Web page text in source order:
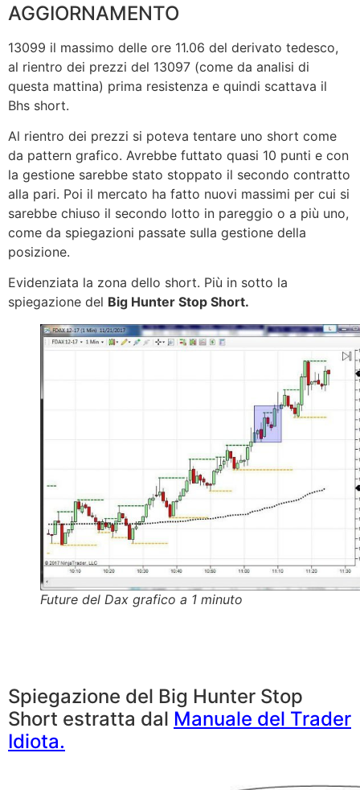
AGGIORNAMENTO
13099 il massimo delle ore 11.06 del derivato tedesco,
al rientro dei prezzi del 13097 (come da analisi di
questa mattina) prima resistenza e quindi scattava il
Bhs short.
Al rientro dei prezzi si poteva tentare uno short come
da pattern grafico. Avrebbe futtato quasi 10 punti e con
la gestione sarebbe stato stoppato il secondo contratto
alla pari. Poi il mercato ha fatto nuovi massimi per cui si
sarebbe chiuso il secondo lotto in pareggio o a più uno,
come da spiegazioni passate sulla gestione della
posizione.
Evidenziata la zona dello short. Più in sotto la
spiegazione del Big Hunter Stop Short.
Future del Dax grafico a 1 minuto
Spiegazione del Big Hunter Stop
Short estratta dal Manuale del Trader
Idiota.